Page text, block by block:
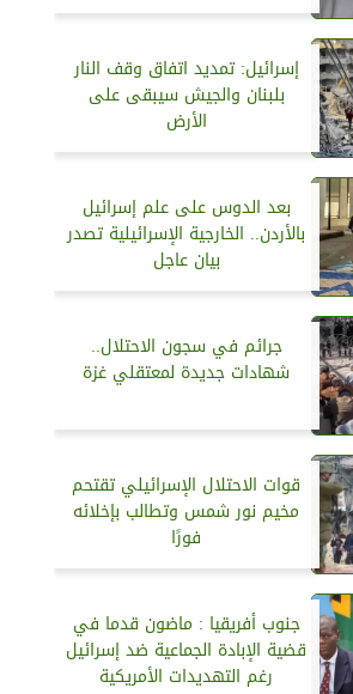
إسرائيل: تمديد اتفاق وقف النار
بلبنان والجيش سيبقى على
الأرض
بعد الدوس على علم إسرائيل
بالأردن.. الخارجية الإسرائيلية تصدر
بيان عاجل
جرائم في سجون الاحتلال..
شهادات جديدة لمعتقلي غزة
قوات الاحتلال الإسرائيلي تقتحم
مخيم نور شمس وتطالب بإخلائه
فورًا
جنوب أفريقيا : ماضون قدما في
قضية الإبادة الجماعية ضد إسرائيل
رغم التهديدات الأمريكية